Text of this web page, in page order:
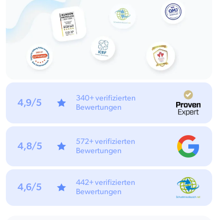
4,9/5
340+ verifizierten
Bewertungen
4,8/5
572+ verifizierten
Bewertungen
4,6/5
442+ verifizierten
Bewertungen